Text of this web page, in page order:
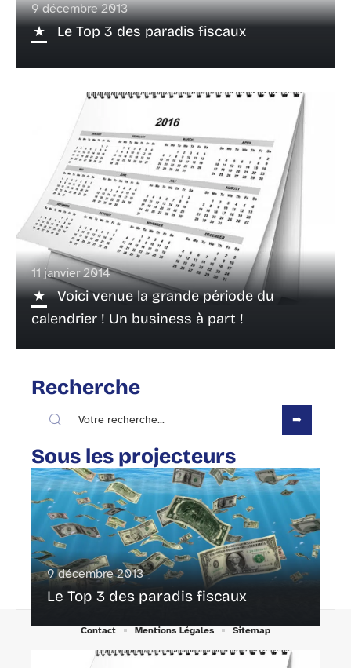
9 décembre 2013
Le Top 3 des paradis fiscaux
11 janvier 2014
Voici venue la grande période du
calendrier ! Un business à part !
Recherche
Sous les projecteurs
9 décembre 2013
Le Top 3 des paradis fiscaux
© 2025 | aube.lu
Contact Mentions Légales Sitemap